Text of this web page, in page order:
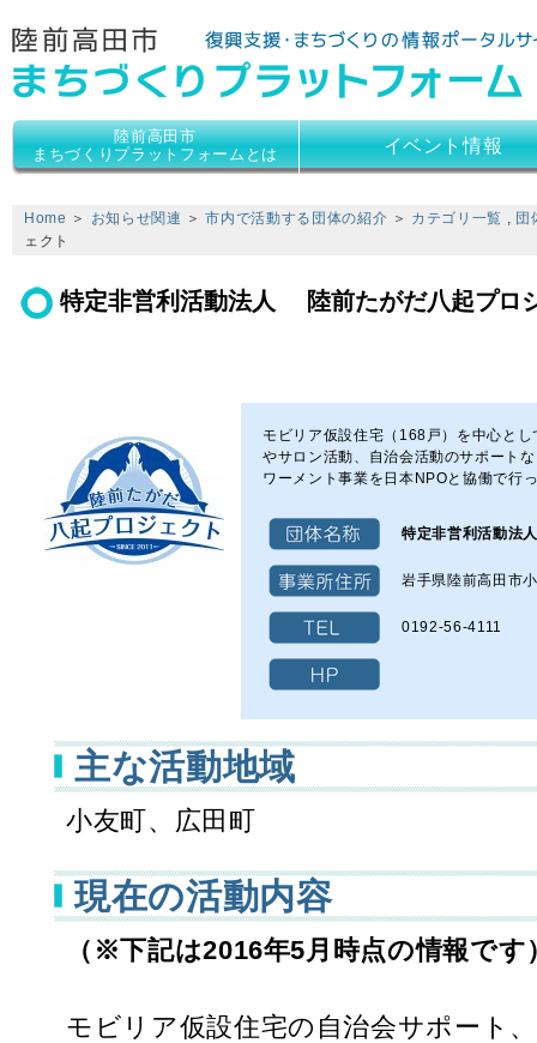
陸前高田市
まちづくりプラットフォームとは
イベント情報
Home ＞ お知らせ関連 ＞市内で活動する団体の紹介 ＞ カテゴリ一覧 , 団
ェクト
特定非営利活動法人 陸前たがだ八起プロ
モビリア仮設住宅（168戸）を中心と
やサロン活動、自治会活動のサポート
ワーメント事業を日本NPOと協働で行
特定非営利活動法
岩手県陸前高田市
0192-56-4111
主な活動地域
小友町、広田町
現在の活動内容
（※下記は2016年5月時点の情報です
モビリア仮設住宅の自治会サポート